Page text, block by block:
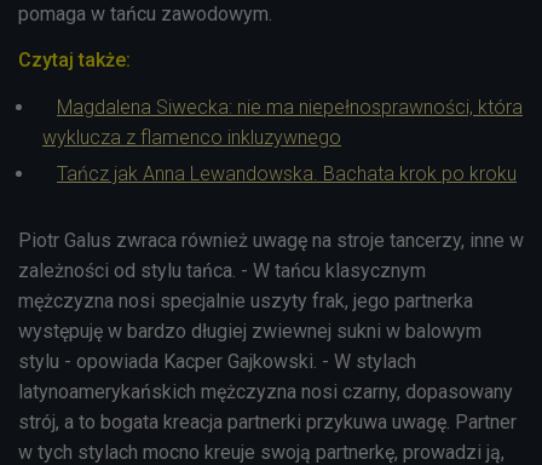
pomaga w tańcu zawodowym.
Czytaj także:
Magdalena Siwecka: nie ma niepełnosprawności, która
wyklucza z flamenco inkluzywnego
Tańcz jak Anna Lewandowska. Bachata krok po kroku
Piotr Galus zwraca również uwagę na stroje tancerzy, inne w
zależności od stylu tańca. - W tańcu klasycznym
mężczyzna nosi specjalnie uszyty frak, jego partnerka
występuję w bardzo długiej zwiewnej sukni w balowym
stylu - opowiada Kacper Gajkowski. - W stylach
latynoamerykańskich mężczyzna nosi czarny, dopasowany
strój, a to bogata kreacja partnerki przykuwa uwagę. Partner
w tych stylach mocno kreuje swoją partnerkę, prowadzi ją,